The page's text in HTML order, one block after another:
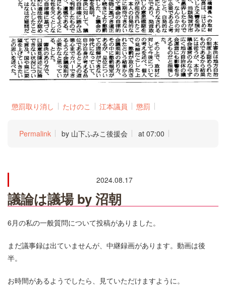
懲罰取り消し たけのこ 江本議員 懲罰
Permalink by 山下ふみこ後援会 at 07:00
2024.08.17
議論は議場 by 沼朝
6 月の私の一般質問について投稿がありました。
まだ議事録は出ていませんが、中継録画があります。動画は後
半。
お時間があるようでしたら、見ていただけますように。